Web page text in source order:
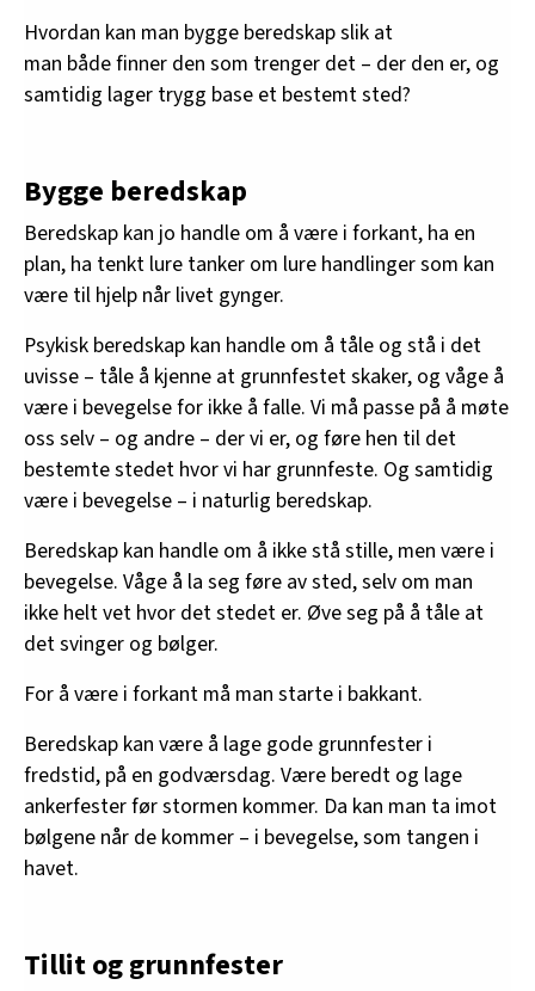
Hvordan kan man bygge beredskap slik at
man både finner den som trenger det – der den er, og
samtidig lager trygg base et bestemt sted?
Bygge beredskap
Beredskap kan jo handle om å være i forkant, ha en
plan, ha tenkt lure tanker om lure handlinger som kan
være til hjelp når livet gynger.
Psykisk beredskap kan handle om å tåle og stå i det
uvisse – tåle å kjenne at grunnfestet skaker, og våge å
være i bevegelse for ikke å falle. Vi må passe på å møte
oss selv – og andre – der vi er, og føre hen til det
bestemte stedet hvor vi har grunnfeste. Og samtidig
være i bevegelse – i naturlig beredskap.
Beredskap kan handle om å ikke stå stille, men være i
bevegelse. Våge å la seg føre av sted, selv om man
ikke helt vet hvor det stedet er. Øve seg på å tåle at
det svinger og bølger.
For å være i forkant må man starte i bakkant.
Beredskap kan være å lage gode grunnfester i
fredstid, på en godværsdag. Være beredt og lage
ankerfester før stormen kommer. Da kan man ta imot
bølgene når de kommer – i bevegelse, som tangen i
havet.
Tillit og grunnfester